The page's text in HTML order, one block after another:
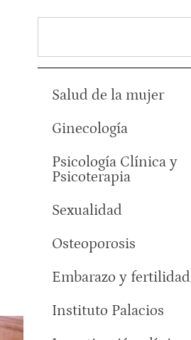
Salud de la mujer
Ginecología
Psicología Clínica y
Psicoterapia
Sexualidad
Osteoporosis
Embarazo y fertilidad
Instituto Palacios